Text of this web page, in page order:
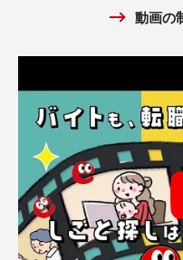
動画の
動画の